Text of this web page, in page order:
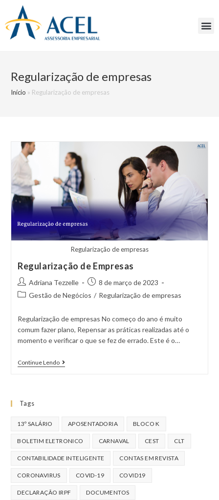
Regularização de empresas
Início » Regularização de empresas
Regularização de empresas
Regularização de Empresas
Adriana Tezzelle
8 de março de 2023
Gestão de Negócios / Regularização de empresas
Regularização de empresas No começo do ano é muito
comum fazer plano, Repensar as práticas realizadas até o
momento e verificar o que se fez de errado. Este é o…
Continue Lendo
Tags
13º SALÁRIO APOSENTADORIA BLOCO K
BOLETIM ELETRONICO CARNAVAL CEST CLT
CONTABILIDADE INTELIGENTE CONTAS EM REVISTA
CORONAVIRUS COVID-19 COVID19
DECLARAÇÃO IRPF DOCUMENTOS